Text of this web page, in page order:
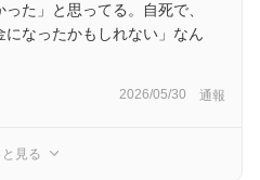
た」と思ってる。自死で、
になったかもしれない」なん
2026/05/30 通報
と見る